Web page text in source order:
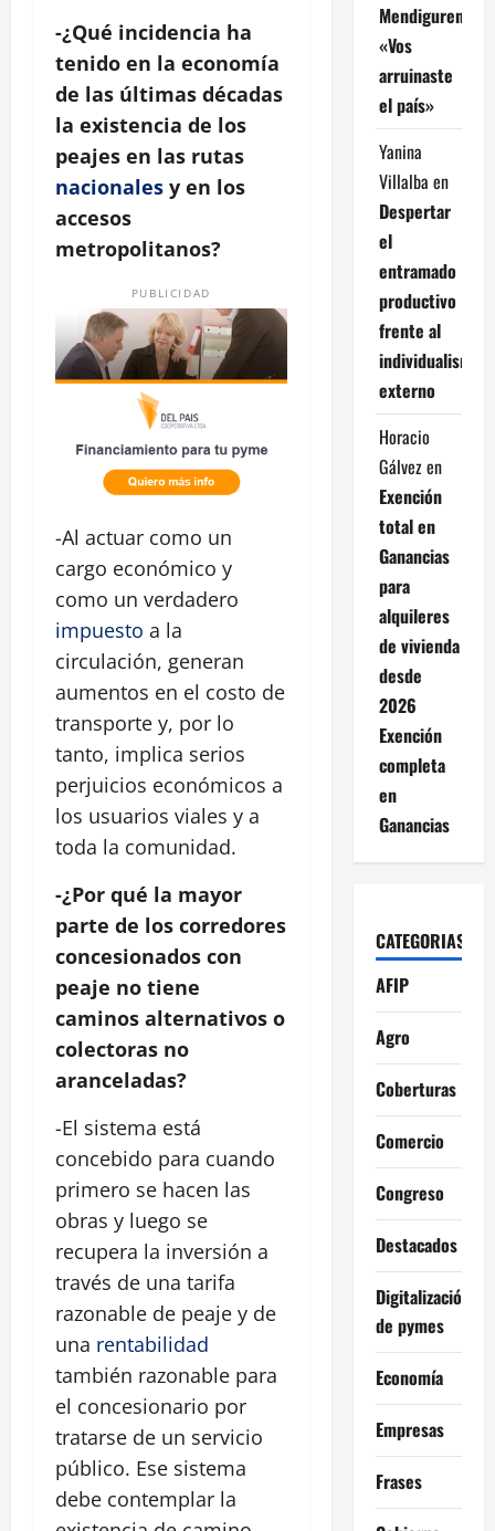
-¿Qué incidencia ha
tenido en la economía
de las últimas décadas
la existencia de los
peajes en las rutas
nacionales y en los
accesos
metropolitanos?
PUBLICIDAD
-Al actuar como un
cargo económico y
como un verdadero
impuesto a la
circulación, generan
aumentos en el costo de
transporte y, por lo
tanto, implica serios
perjuicios económicos a
los usuarios viales y a
toda la comunidad.
-¿Por qué la mayor
parte de los corredores
concesionados con
peaje no tiene
caminos alternativos o
colectoras no
aranceladas?
-El sistema está
concebido para cuando
primero se hacen las
obras y luego se
recupera la inversión a
través de una tarifa
razonable de peaje y de
una rentabilidad
también razonable para
el concesionario por
tratarse de un servicio
público. Ese sistema
debe contemplar la
Mendiguren:
«Vos
arruinaste
el país»
Yanina
Villalba en
Despertar
el
entramado
productivo
frente al
individualismo
externo
Horacio
Gálvezen
Exención
total en
Ganancias
para
alquileres
de vivienda
desde
2026
Exención
completa
en
Ganancias
CATEGORIAS
AFIP
Agro
Coberturas
Comercio
Congreso
Destacados
Digitalización
de pymes
Economía
Empresas
Frases